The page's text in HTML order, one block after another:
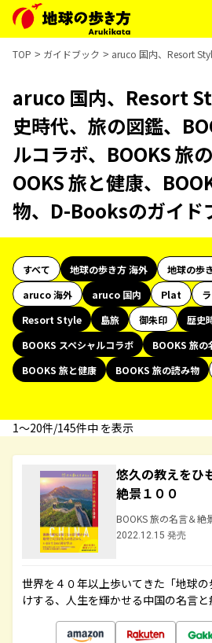
TOP ガイドブック aruco 国内、Resort
aruco 国内、Resort
史時代、旅の図鑑、
ルコラボ、BOOKS 旅
OOKS 旅と健康、
物、D-Booksのガイド
すべて 地球の歩き方 海外
地球の歩
aruco 海外
aruco 国内 Plat
Resort Style
島旅 御朱印 歴史
BOOKS スペシャルコラボ
BOOKS 旅の
BOOKS 旅と健康
BOOKS 旅の読み物
1〜20件/145件中 を表示
悠久の教えをひ
絶景１００
BOOKS 旅の名言＆絶
2022.12.15 発売
世界を４０年以上歩いてきた「地球
けする、人生を輝かせる中国の名言